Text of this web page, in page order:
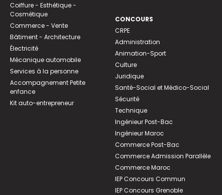
Coiffure - Esthétique -
Cosmétique
Commerce - Vente
Bâtiment - Architecture
Électricité
Mécanique automobile
Services à la personne
Accompagnement Petite
enfance
Kit auto-entrepreneur
CONCOURS
CRPE
Administration
Animation-Sport
Culture
Juridique
Santé-Social et Médico-Social
Sécurité
Technique
Ingénieur Post-Bac
Ingénieur Maroc
Commerce Post-Bac
Commerce Admission Parallèle
Commerce Maroc
IEP Concours Commun
IEP Concours Grenoble